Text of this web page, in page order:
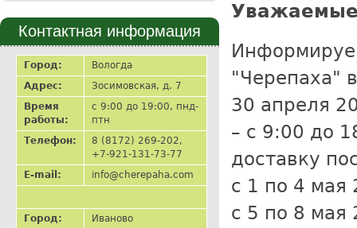
Контактная информация
Город:
Вологда
Адрес:
Зосимовская, д. 7
Время
работы:
с 9:00 до 19:00, пнд-
птн
Телефон:
8 (8172) 269-202,
+7-921-131-73-77
E-mail:
info@cherepaha.com
Город:
Иваново
"Черепаха"
30 апреля
– с 9:00 до
доставку
с 1 по 4 мая
с 5 по 8 мая